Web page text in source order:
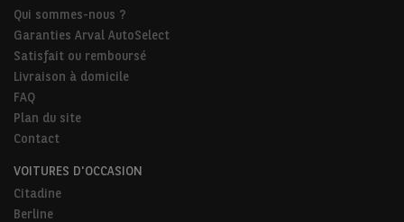
Qui sommes-nous ?
Garanties Arval AutoSelect
Satisfait ou remboursé
Livraison à domicile
FAQ
Plan du site
Contact
VOITURES D'OCCASION
Citadine
Berline